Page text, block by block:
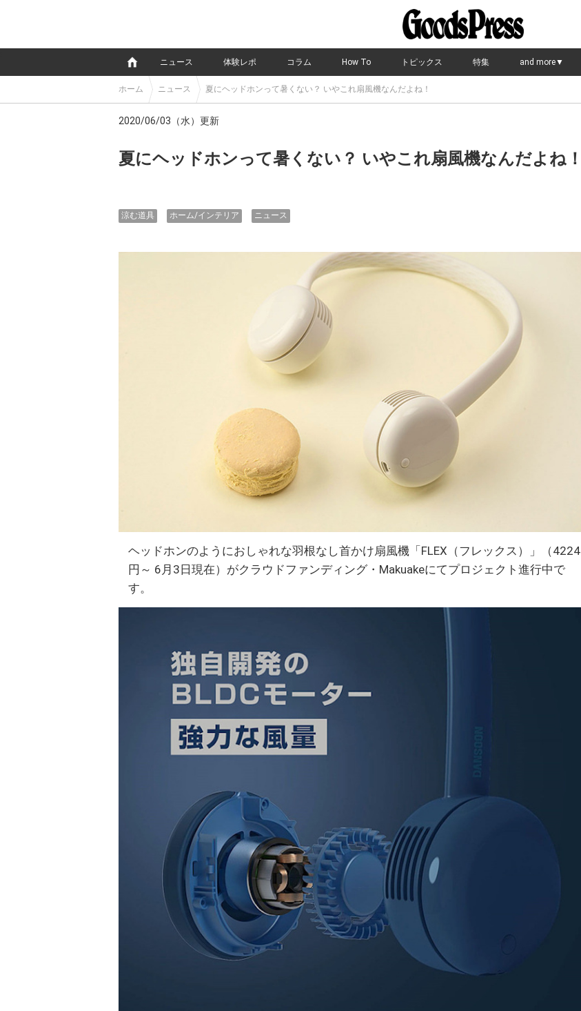
ニュース 体験レポ コラム How To トピックス 特集 and more▼
ホーム ニュース 夏にヘッドホンって暑くない？ いやこれ扇風機なんだよね！
2020/06/03（水）更新
夏にヘッドホンって暑くない？ いやこれ扇風機なんだよね！
涼む道具 ホーム/インテリア ニュース
ヘッドホンのようにおしゃれな羽根なし首かけ扇風機「FLEX（フレックス）」（4224
円～ 6月3日現在）がクラウドファンディング・Makuakeにてプロジェクト進行中で
す。